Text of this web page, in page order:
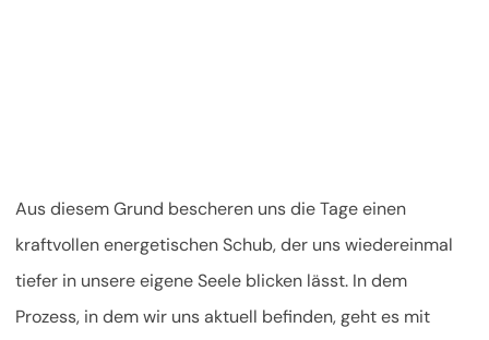
Aus diesem Grund bescheren uns die Tage einen
kraftvollen energetischen Schub, der uns wiedereinmal
tiefer in unsere eigene Seele blicken lässt. In dem
Prozess, in dem wir uns aktuell befinden, geht es mit